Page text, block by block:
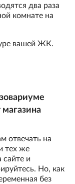
два раза
комнате на
вашей ЖК.
отвечать на
тех же
сайте и
Но, как
без